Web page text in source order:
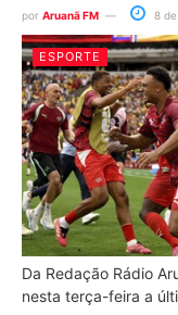
por Aruanã FM 8
ESPORTE
Da Redação Rádio
nesta terça-feira a